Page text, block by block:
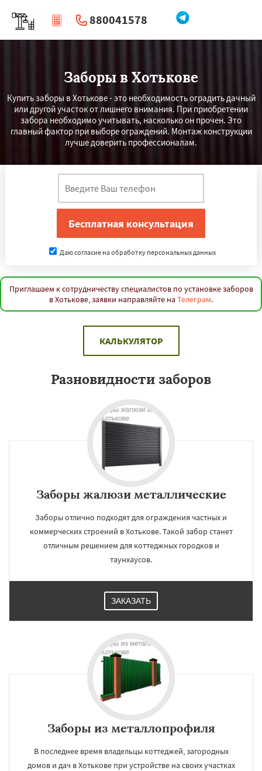
880041578
| Перезвоните мне
Заборы в Хотькове
Купить заборы в Хотькове - это необходимость оградить дачный
или другой участок от лишнего внимания. При приобретении
забора необходимо учитывать, насколько он прочен. Это
главный фактор при выборе ограждений. Монтаж конструкции
лучше доверить профессионалам.
Даю согласие на обработку персональных данных
Приглашаем к сотрудничеству специалистов по установке заборов
в Хотькове, заявки направляйте на Телеграм.
КАЛЬКУЛЯТОР
Разновидности заборов
Заборы жалюзи металлические
Заборы отлично подходят для ограждения частных и
коммерческих строений в Хотькове. Такой забор станет
отличным решением для коттеджных городков и
таунхаусов.
ЗАКАЗАТЬ
Заборы из металлопрофиля
В последнее время владельцы коттеджей, загородных
домов и дач в Хотькове при устройстве на своих участках